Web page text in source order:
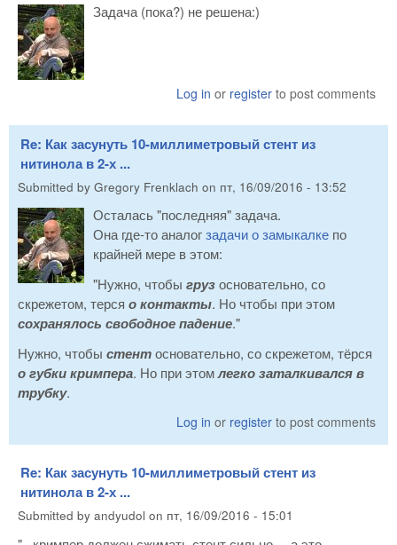
Задача (пока?) не решена:)
Log in or register to post comments
Re: Как засунуть 10-миллиметровый стент из
нитинола в 2-х ...
Submitted by Gregory Frenklach on пт, 16/09/2016 - 13:52
Осталась "последняя" задача.
Она где-то аналогзадачи о замыкалке по
крайней мере в этом:
"Нужно, чтобы грузосновательно, со
скрежетом, терся о контакты. Но чтобы при этом
сохранялось свободное падение."
Нужно, чтобы стентосновательно, со скрежетом, тёрся
о губки кримпера. Но при этомлегко заталкивался в
трубку.
Log in or register to post comments
Re: Как засунуть 10-миллиметровый стент из
нитинола в 2-х ...
Submitted by andyudol on пт, 16/09/2016 - 15:01